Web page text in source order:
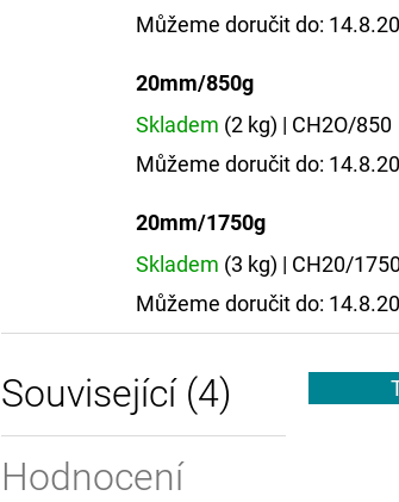
Můžeme doručit do:
20mm/850g
Skladem (2 kg) | CH2O/850
Můžeme doručit do:
20mm/1750g
Skladem (3 kg) | CH20/
Můžeme doručit do:
Související (4)
Hodnocení